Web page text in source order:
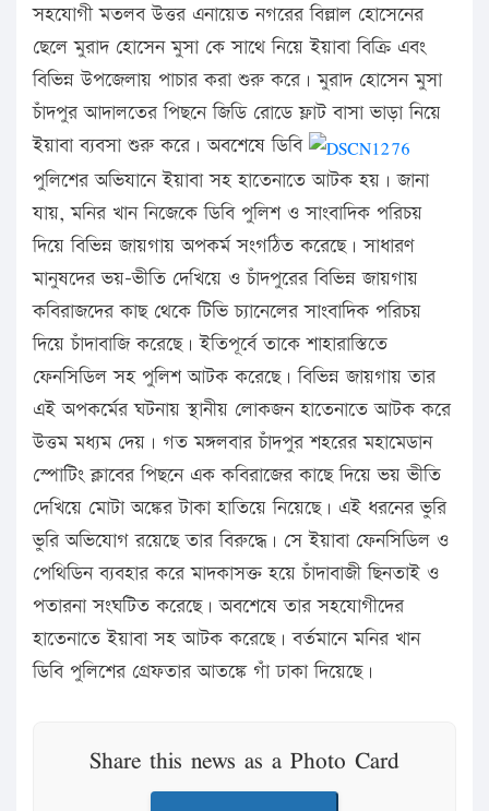
সহযোগী মতলব উত্তর এনায়েত নগরের বিল্লাল হোসেনের
ছেলে মুরাদ হোসেন মুসা কে সাথে নিয়ে ইয়াবা বিক্রি এবং
বিভিন্ন উপজেলায় পাচার করা শুরু করে। মুরাদ হোসেন মুসা
চাঁদপুর আদালতের পিছনে জিডি রোডে ফ্লাট বাসা ভাড়া নিয়ে
ইয়াবা ব্যবসা শুরু করে। অবশেষে ডিবি
পুলিশের অভিযানে ইয়াবা সহ হাতেনাতে আটক হয়। জানা
যায়, মনির খান নিজেকে ডিবি পুলিশ ও সাংবাদিক পরিচয়
দিয়ে বিভিন্ন জায়গায় অপকর্ম সংগঠিত করেছে। সাধারণ
মানুষদের ভয়-ভীতি দেখিয়ে ও চাঁদপুরের বিভিন্ন জায়গায়
কবিরাজদের কাছ থেকে টিভি চ্যানেলের সাংবাদিক পরিচয়
দিয়ে চাঁদাবাজি করেছে। ইতিপূর্বে তাকে শাহারাস্তিতে
ফেনসিডিল সহ পুলিশ আটক করেছে। বিভিন্ন জায়গায় তার
এই অপকর্মের ঘটনায় স্থানীয় লোকজন হাতেনাতে আটক করে
উত্তম মধ্যম দেয়। গত মঙ্গলবার চাঁদপুর শহরের মহামেডান
স্পোটিং ক্লাবের পিছনে এক কবিরাজের কাছে দিয়ে ভয় ভীতি
দেখিয়ে মোটা অঙ্কের টাকা হাতিয়ে নিয়েছে। এই ধরনের ভুরি
ভুরি অভিযোগ রয়েছে তার বিরুদ্ধে। সে ইয়াবা ফেনসিডিল ও
পেথিডিন ব্যবহার করে মাদকাসক্ত হয়ে চাঁদাবাজী ছিনতাই ও
পতারনা সংঘটিত করেছে। অবশেষে তার সহযোগীদের
হাতেনাতে ইয়াবা সহ আটক করেছে। বর্তমানে মনির খান
ডিবি পুলিশের গ্রেফতার আতঙ্কে গাঁ ঢাকা দিয়েছে।
Share this news as a Photo Card